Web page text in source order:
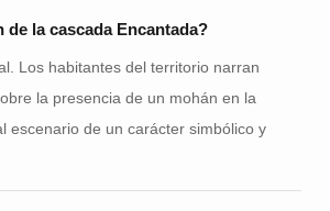
de la cascada Encantada?
Los habitantes del territorio narran
la presencia de un mohán en la
escenario de un carácter simbólico y